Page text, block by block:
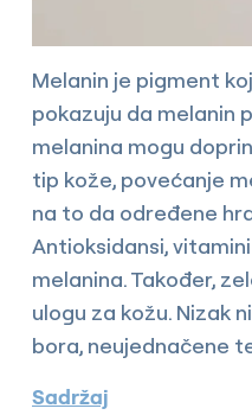
Melanin je pigment
pokazuju da melanin
melanina mogu
tip kože, povećanje
na to da određene
Antioksidansi,
melanina. Također,
ulogu za kožu. Nizak
bora, neujednačene
Sadržaj